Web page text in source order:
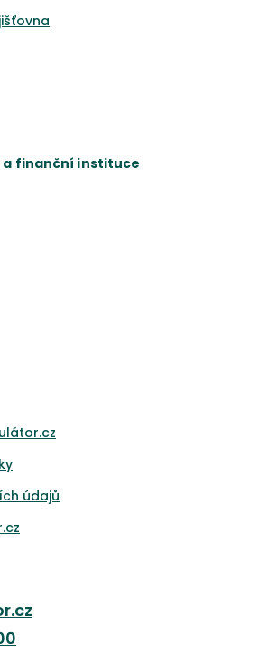
a finanční instituce
údajů